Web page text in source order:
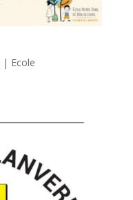
| Ecole